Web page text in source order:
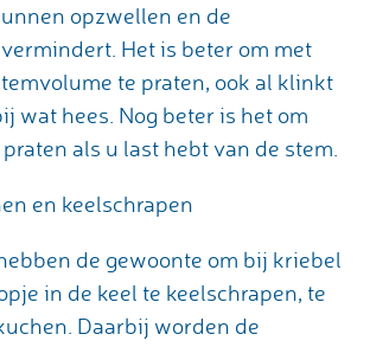
opzwellen en de
Het is beter om met
te praten, ook al klinkt
wat hees. Nog beter is het om
als u last hebt van de stem.
en keelschrapen
de gewoonte om bij kriebel
in de keel te keelschrapen, te
Daarbij worden de